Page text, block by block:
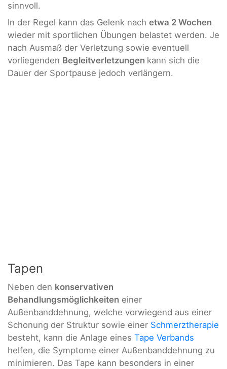
sinnvoll.
In der Regel kann das Gelenk nach etwa 2 Wochen
wieder mit sportlichen Übungen belastet werden. Je
nach Ausmaß der Verletzung sowie eventuell
vorliegenden Begleitverletzungen kann sich die
Dauer der Sportpause jedoch verlängern.
Tapen
Neben den konservativen
Behandlungsmöglichkeiten einer
Außenbanddehnung, welche vorwiegend aus einer
Schonung der Struktur sowie einer Schmerztherapie
besteht, kann die Anlage eines Tape Verbands
helfen, die Symptome einer Außenbanddehnung zu
minimieren. Das Tape kann besonders in einer